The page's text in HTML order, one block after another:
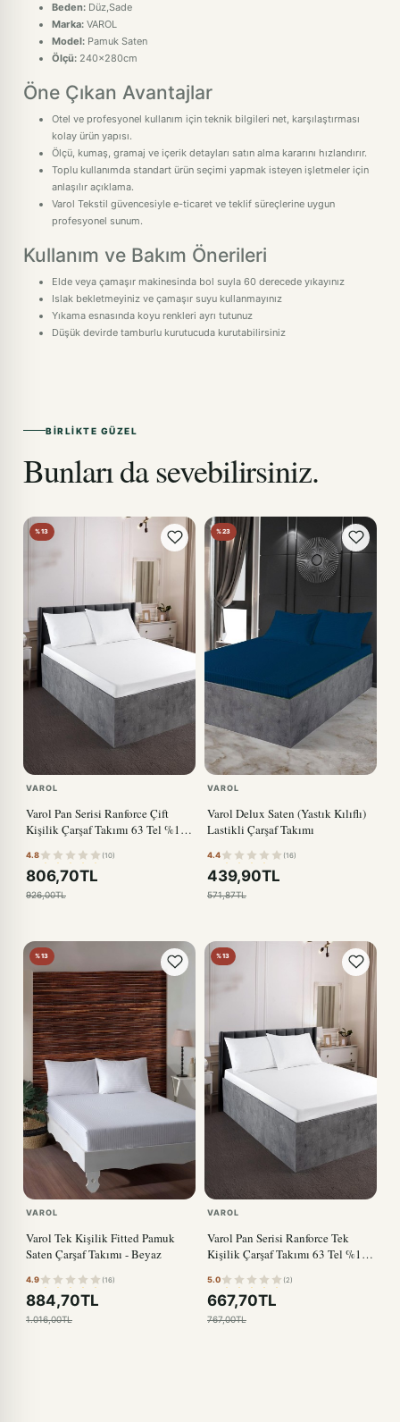
Beden: Düz,Sade
Marka: VAROL
Model: Pamuk Saten
Ölçü: 240x280cm
Öne Çıkan Avantajlar
Otel ve profesyonel kullanım için teknik bilgileri net, karşılaştırması
kolay ürün yapısı.
Ölçü, kumaş, gramaj ve içerik detayları satın alma kararını hızlandırır.
Toplu kullanımda standart ürün seçimi yapmak isteyen işletmeler için
anlaşılır açıklama.
Varol Tekstil güvencesiyle e-ticaret ve teklif süreçlerine uygun
profesyonel sunum.
Kullanım ve Bakım Önerileri
Elde veya çamaşır makinesinda bol suyla 60 derecede yıkayınız
Islak bekletmeyiniz ve çamaşır suyu kullanmayınız
Yıkama esnasında koyu renkleri ayrı tutunuz
Düşük devirde tamburlu kurutucuda kurutabilirsiniz
BIRLIKTE GÜZEL
Bunları da sevebilirsiniz.
%13
VAROL
Varol Pan Serisi Ranforce Çift
Kişilik Çarşaf Takımı 63 Tel %100
4.8 (10)
806,70TL
926,00TL
%23
VAROL
Varol Delux Saten (Yastık Kılıflı)
Lastikli Çarşaf Takımı
4.4 (16)
439,90TL
571,87TL
%13
VAROL
Varol Tek Kişilik Fitted Pamuk
Saten Çarşaf Takımı - Beyaz
4.9 (16)
884,70TL
1.016,00TL
%13
VAROL
Varol Pan Serisi Ranforce Tek
Kişilik Çarşaf Takımı 63 Tel %100
5.0 (2)
667,70TL
767,00TL